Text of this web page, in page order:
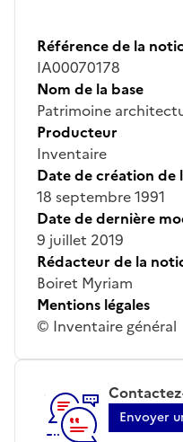
Référence de la
IA00070178
Nom de la base
Patrimoine
Producteur
Inventaire
Date de création de
18 septembre 1991
Date de dernière
9 juillet 2019
Rédacteur de la
Boiret Myriam
Mentions légales
© Inventaire général
Envoyer